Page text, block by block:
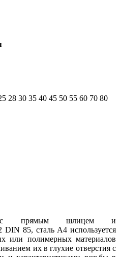
28 30 35 40 45 50 55 60 70 80
с прямым шлицем и
85, сталь А4 используется
или полимерных материалов
их в глухие отверстия с